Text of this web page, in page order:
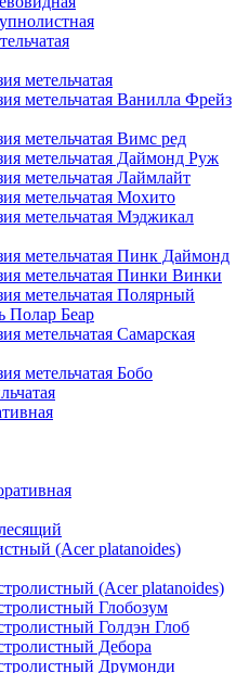
метельчатая
метельчатая Ванилла Фрейз
метельчатая Вимс ред
метельчатая Даймонд Руж
метельчатая Лаймлайт
метельчатая Мохито
метельчатая Мэджикал
метельчатая Пинк Даймонд
метельчатая Пинки Винки
метельчатая Полярный
Полар Беар
метельчатая Самарская
метельчатая Бобо
(Acer platanoides)
(Acer platanoides)
Глобозум
Голдэн Глоб
Дебора
Друмонди